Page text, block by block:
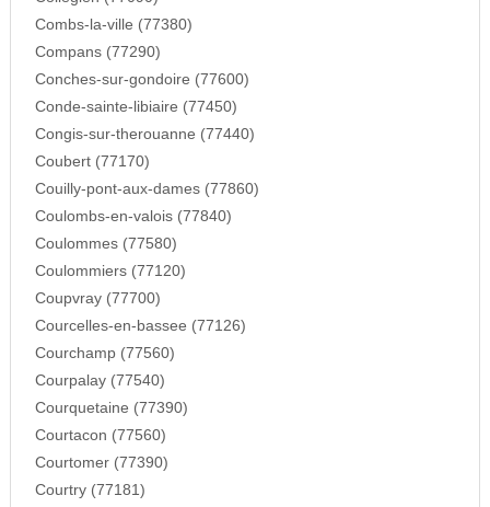
Combs-la-ville (77380)
Compans (77290)
Conches-sur-gondoire (77600)
Conde-sainte-libiaire (77450)
Congis-sur-therouanne (77440)
Coubert (77170)
Couilly-pont-aux-dames (77860)
Coulombs-en-valois (77840)
Coulommes (77580)
Coulommiers (77120)
Coupvray (77700)
Courcelles-en-bassee (77126)
Courchamp (77560)
Courpalay (77540)
Courquetaine (77390)
Courtacon (77560)
Courtomer (77390)
Courtry (77181)